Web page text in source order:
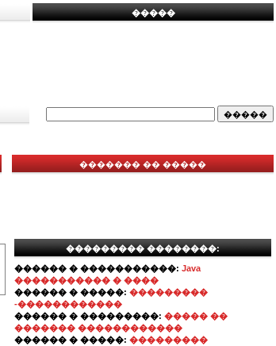
�����
������� �� �����
��������� ��������:
������ � �����������: Java
����������� � ����
������ � �����: ���������
-������������
������ � ���������: ����� ��
������� ������������
������ � �����: ���������